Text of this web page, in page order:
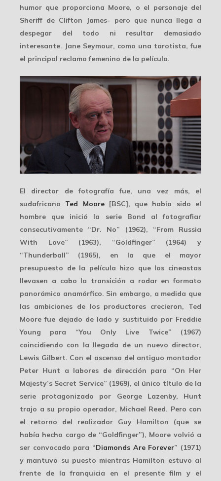
humor que proporciona Moore, o el personaje del
Sheriff de Clifton James- pero que nunca llega a
despegar del todo ni resultar demasiado
interesante. Jane Seymour, como una tarotista, fue
el principal reclamo femenino de la película.
El director de fotografía fue, una vez más, el
sudafricano Ted Moore[BSC], que había sido el
hombre que inició la serie Bond al fotografiar
consecutivamente “Dr. No” (1962), “From Russia
With Love” (1963), “Goldfinger” (1964) y
“Thunderball” (1965), en la que el mayor
presupuesto de la película hizo que los cineastas
llevasen a cabo la transición a rodar en formato
panorámico anamórfico. Sin embargo, a medida que
las ambiciones de los productores crecieron, Ted
Moore fue dejado de lado y sustituido por Freddie
Young para “You Only Live Twice” (1967)
coincidiendo con la llegada de un nuevo director,
Lewis Gilbert. Con el ascenso del antiguo montador
Peter Hunt a labores de dirección para “On Her
Majesty’s Secret Service” (1969), el único título de la
serie protagonizado por George Lazenby, Hunt
trajo a su propio operador, Michael Reed. Pero con
el retorno del realizador Guy Hamilton (que se
había hecho cargo de “Goldfinger”), Moore volvió a
ser convocado para “Diamonds Are Forever” (1971)
y mantuvo su puesto mientras Hamilton estuvo al
frente de la franquicia en el presente film y el